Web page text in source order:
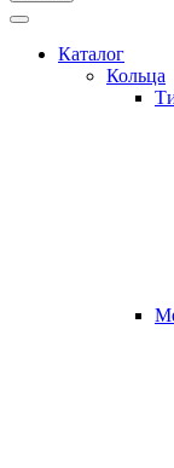
Каталог
Кольца